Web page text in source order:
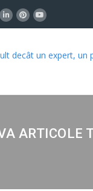
ARTICOLE